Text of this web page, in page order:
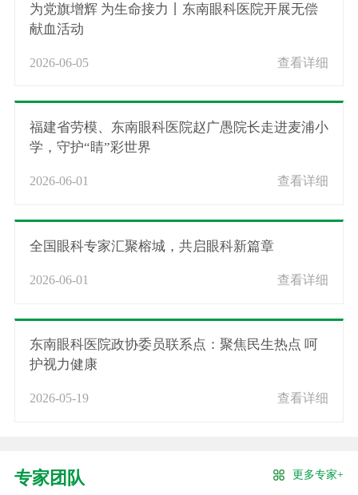
为党旗增辉 为生命接力丨东南眼科医院开展无偿
献血活动
2026-06-05 查看详细
福建省劳模、东南眼科医院赵广愚院长走进麦浦小
学，守护“睛”彩世界
2026-06-01 查看详细
全国眼科专家汇聚榕城，共启眼科新篇章
2026-06-01 查看详细
东南眼科医院政协委员联系点：聚焦民生热点 呵
护视力健康
2026-05-19 查看详细
专家团队 更多专家+